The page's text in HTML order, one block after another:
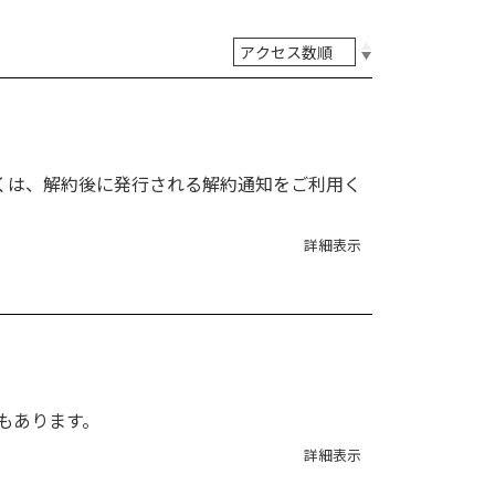
、解約後に発行される解約通知をご利用く
詳細表示
ります。
詳細表示